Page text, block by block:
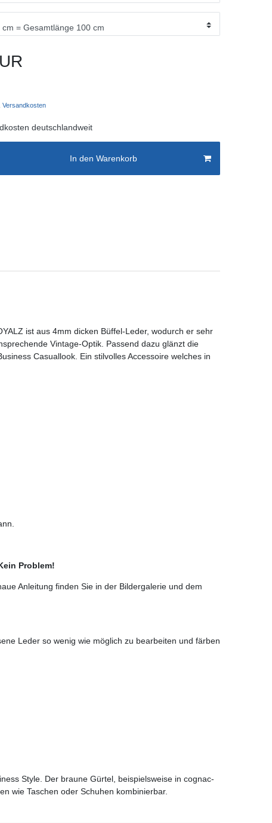
Versandkosten
deutschlandweit
In den Warenkorb
ist aus 4mm dicken Büffel-Leder, wodurch er sehr
Vintage-Optik. Passend dazu glänzt die
Casuallook. Ein stilvolles Accessoire welches in
Problem!
Anleitung finden Sie in der Bildergalerie und dem
Leder so wenig wie möglich zu bearbeiten und färben
Style. Der braune Gürtel, beispielsweise in cognac-
wie Taschen oder Schuhen kombinierbar.